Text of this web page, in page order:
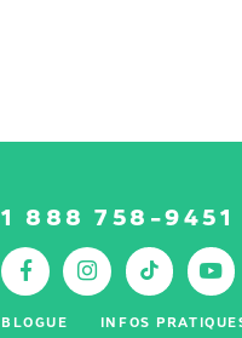
1 888 758-9451
:
Facebook
BLOGUE INFOS